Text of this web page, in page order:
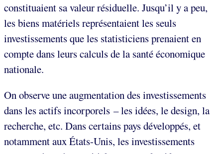
constituaient sa valeur résiduelle. Jusqu’il y a peu,
les biens matériels représentaient les seuls
investissements que les statisticiens prenaient en
compte dans leurs calculs de la santé économique
nationale.
On observe une augmentation des investissements
dans les actifs incorporels – les idées, le design, la
recherche, etc. Dans certains pays développés, et
notamment aux États-Unis, les investissements